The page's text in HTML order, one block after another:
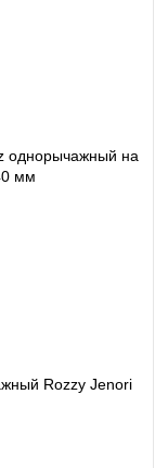
однорычажный на
мм
Rozzy Jenori